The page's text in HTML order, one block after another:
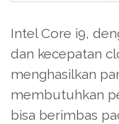
Intel Core i9,
dan kecepatan
menghasilkan
membutuhkan
bisa berimbas